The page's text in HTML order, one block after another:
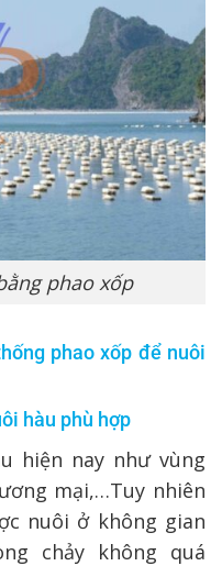
phao xốp
phao xốp để nuôi
hàu phù hợp
hiện nay như vùng
mại,…Tuy nhiên
nuôi ở không gian
chảy không quá